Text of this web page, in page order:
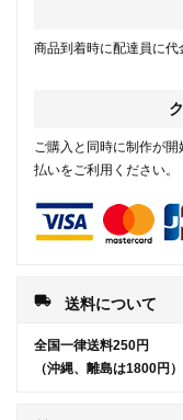
商品到着時に配達員に
ご購入と同時に制作が開
払いをご利用ください。
local_shipping 送料について
全国一律送料250円
（沖縄、離島は1800円）